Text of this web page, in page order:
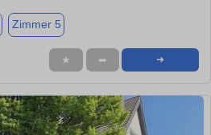
Zimmer 5
★ ➦ ➜